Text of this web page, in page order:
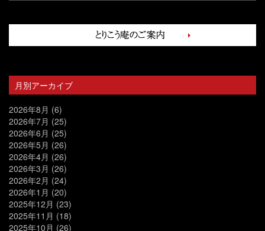
月別アーカイブ
2026年8月 (6)
2026年7月 (25)
2026年6月 (25)
2026年5月 (26)
2026年4月 (26)
2026年3月 (26)
2026年2月 (24)
2026年1月 (20)
2025年12月 (23)
2025年11月 (18)
2025年10月 (26)